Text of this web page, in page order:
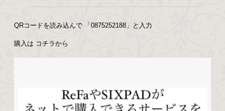
QRコードを読み込んで 「0875252188 」と入力
購入は コチラから